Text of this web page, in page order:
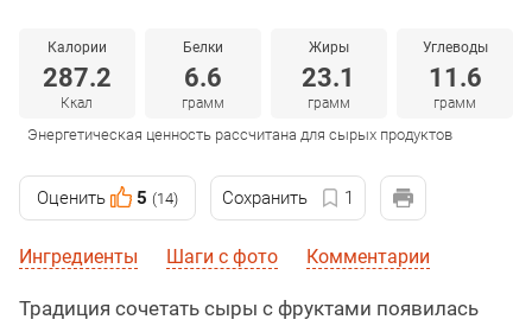
Калории
287.2
Ккал
Белки
6.6
грамм
Жиры
23.1
грамм
Углеводы
11.6
грамм
Энергетическая ценность рассчитана для сырых продуктов
Оценить 5 (14) Сохранить 1
Ингредиенты Шаги с фото Комментарии
Традиция сочетать сыры с фруктами появилась